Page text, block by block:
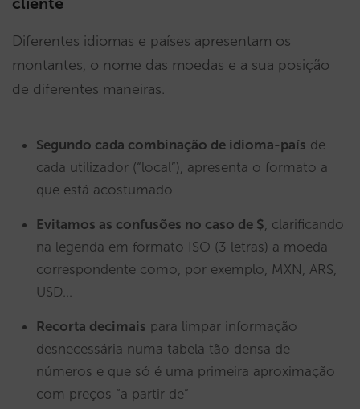
Diferentes idiomas e países apresentam os
montantes, o nome das moedas e a sua posição
de diferentes maneiras.
Segundo cada combinação de idioma-país de
cada utilizador (“local”), apresenta o formato a
que está acostumado
Evitamos as confusões no caso de $, clarificando
na legenda em formato ISO (3 letras) a moeda
correspondente como, por exemplo, MXN, ARS,
USD…
Recorta decimais para limpar informação
desnecessária numa tabela tão densa de
números e que só é uma primeira aproximação
com preços “a partir de”